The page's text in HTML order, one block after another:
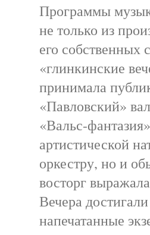
Программы
не только из
его
«глинкинские
принимала
«Павловский»
«Вальс-
артистической
оркестру, но и
восторг
Вечера
напечатанные